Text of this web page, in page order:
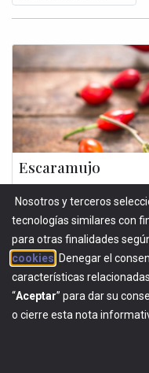
Escaramujo
antioxidante, gracias,
papel en el sistema urinario
BOTÁNICOS
Nosotros y terceros
tecnologías similares con
para otras finalidades
cookies . Denegar el
características
“Aceptar” para dar su
o cierre esta nota